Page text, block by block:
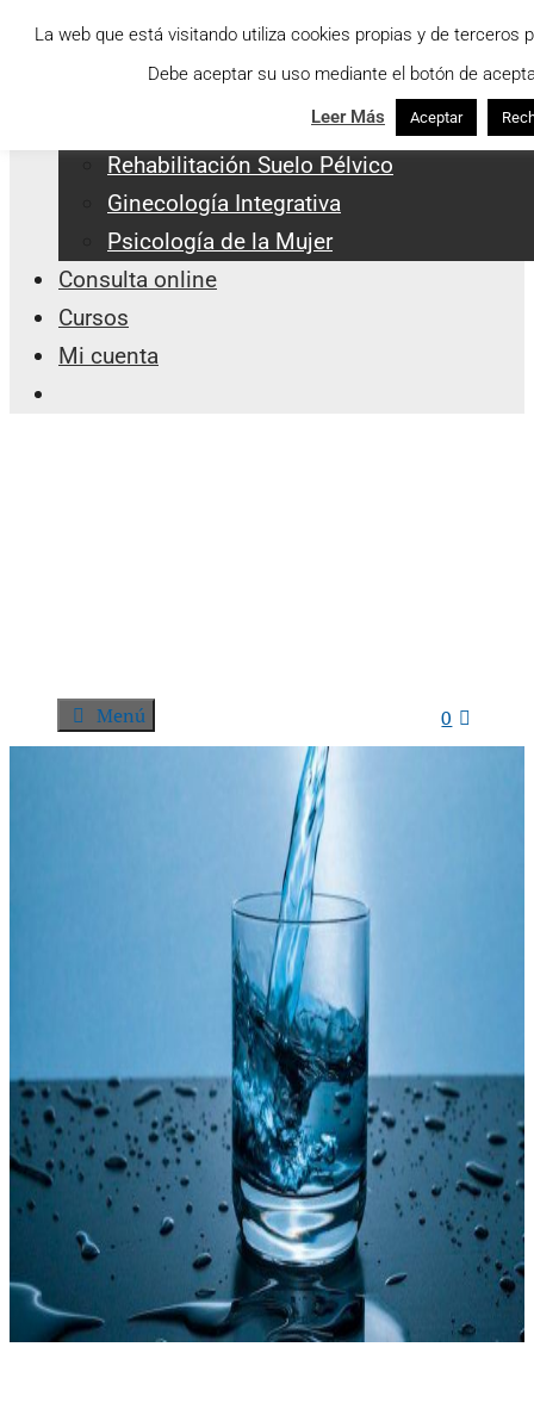
SaltarMenu
Servicios Integrales
Apoyo a la Lactancia
Rehabilitación Suelo Pélvico
Ginecología Integrativa
Psicología de la Mujer
Consulta online
Cursos
Mi cuenta
0
Menú
La web que está visitando utiliza cookies propias y de
Debe aceptar su uso mediante el botón de
Leer Más
Aceptar